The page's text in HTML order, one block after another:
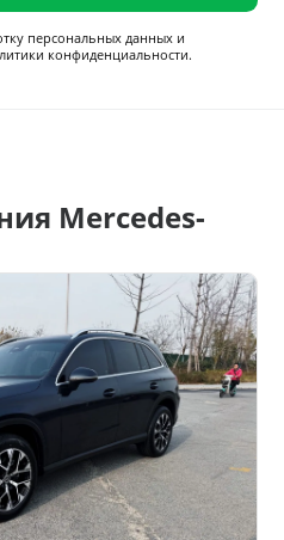
персональных данныхи
конфиденциальности.
Mercedes-